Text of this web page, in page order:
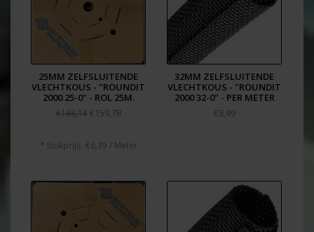
25MM ZELFSLUITENDE
VLECHTKOUS - "ROUNDIT
2000 25-0" - ROL 25M.
€168,14 €159,78
* Stukprijs: €6,39 / Meter
32MM ZELFSLUITENDE
VLECHTKOUS - "ROUNDIT
2000 32-0" - PER METER
€8,99